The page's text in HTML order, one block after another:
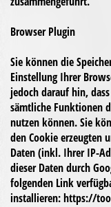
Browser Plugin
Sie können die
Einstellung Ihrer
jedoch darauf hin,
sämtliche Funktionen
nutzen können. Sie
den Cookie erzeugten
Daten (inkl. Ihrer IP-
dieser Daten durch
folgenden Link
installieren: https://